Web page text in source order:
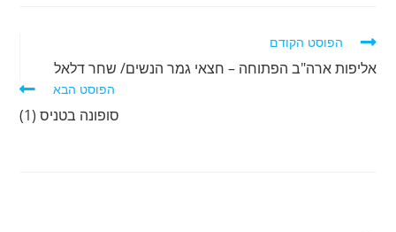
לקרוא
מאמרים
נוספים
הפוסט הקודם
אליפות ארה"ב הפתוחה – חצאי גמר הנשים/ שחר דלאל
הפוסט הבא
סופונה בטניס (1)